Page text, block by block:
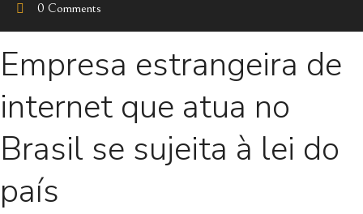
0 Comments
Empresa estrangeira de
internet que atua no
Brasil se sujeita à lei do
país